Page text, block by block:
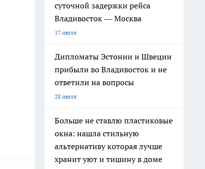
суточной задержки рейса
Владивосток — Москва
17 июля
Дипломаты Эстонии и Швеции
прибыли во Владивосток и не
ответили на вопросы
28 июля
Больше не ставлю пластиковые
окна: нашла стильную
альтернативу которая лучше
хранит уют и тишину в доме